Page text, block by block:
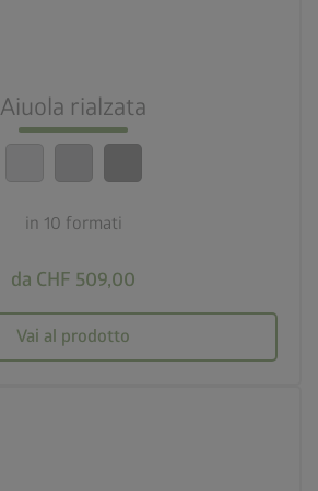
Aiuola rialzata
in 10 formati
da CHF 509,00
Vai al prodotto
calendar_month
20 anni di garanzia